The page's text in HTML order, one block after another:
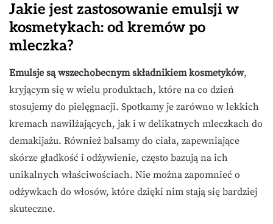
Jakie jest zastosowanie emulsji w
kosmetykach: od kremów po
mleczka?
Emulsje są wszechobecnym składnikiem kosmetyków,
kryjącym się w wielu produktach, które na co dzień
stosujemy do pielęgnacji. Spotkamy je zarówno w lekkich
kremach nawilżających, jak i w delikatnych mleczkach do
demakijażu. Również balsamy do ciała, zapewniające
skórze gładkość i odżywienie, często bazują na ich
unikalnych właściwościach. Nie można zapomnieć o
odżywkach do włosów, które dzięki nim stają się bardziej
skuteczne.